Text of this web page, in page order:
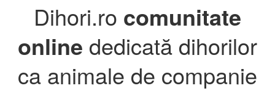
Dihori.ro comunitate
online dedicată dihorilor
ca animale de companie